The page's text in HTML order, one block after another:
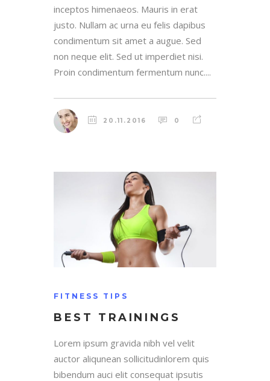
inceptos himenaeos. Mauris in erat
justo. Nullam ac urna eu felis dapibus
condimentum sit amet a augue. Sed
non neque elit. Sed ut imperdiet nisi.
Proin condimentum fermentum nunc....
20.11.2016 0
FITNESS TIPS
BEST TRAININGS
Lorem ipsum gravida nibh vel velit
auctor aliqunean sollicitudinlorem quis
bibendum auci elit consequat ipsutis